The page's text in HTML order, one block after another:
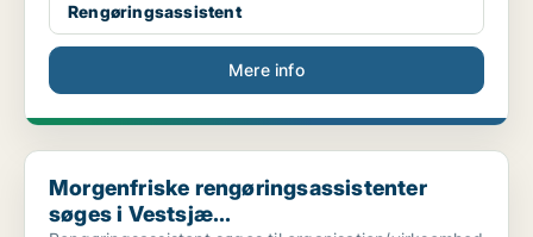
Rengøringsassistent
Mere info
Morgenfriske rengøringsassistenter søges i Vestsjæ...
Morgenfriske rengøringsassistenter
søges i Vestsjæ...